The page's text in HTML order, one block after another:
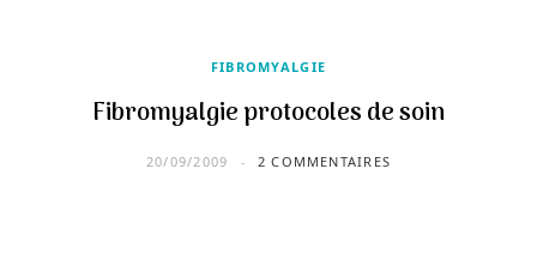
FIBROMYALGIE
Fibromyalgie protocoles de soin
20/09/2009 2 COMMENTAIRES